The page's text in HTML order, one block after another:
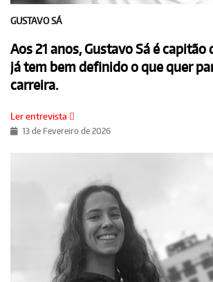
GUSTAVO SÁ
Aos 21 anos, Gustavo Sá é capitão
já tem bem definido o que quer
carreira.
Ler entrevista
13 de Fevereiro de 2026